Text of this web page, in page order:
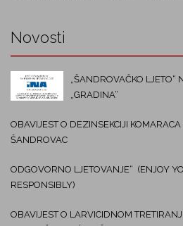
Novosti
„ŠANDROVAČKO
„GRADINA“
OBAVIJEST O DEZINSEKCIJI
ŠANDROVAC
ODGOVORNO LJETOVANJE“ (ENJOY
RESPONSIBLY)
OBAVIJEST O LARVICIDNOM